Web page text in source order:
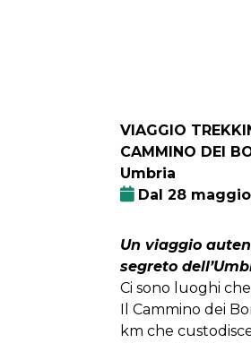
VIAGGIO
CAMMINO DEI
Umbria
Dal 28
Un viaggio
segreto
Ci sono luoghi
Il Cammino dei
km che